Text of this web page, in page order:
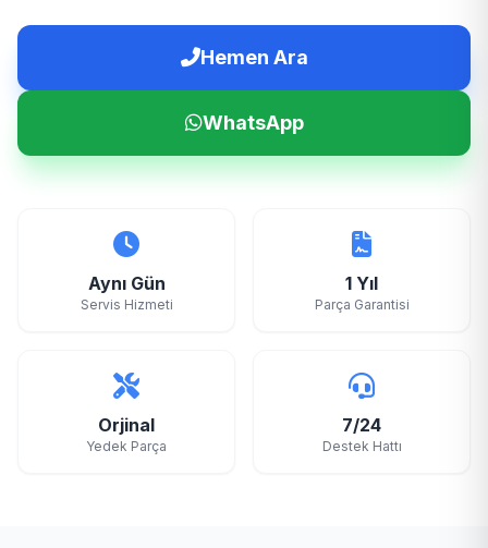
Hemen Ara
WhatsApp
Aynı Gün
Servis Hizmeti
1 Yıl
Parça Garantisi
Orjinal
Yedek Parça
7/24
Destek Hattı